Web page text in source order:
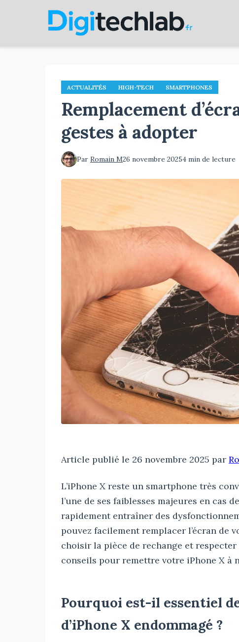
ACTUALITÉS HIGH-TECH SMARTPHONES
Remplacement
gestes à adopter
Par Romain M26 novembre 20254 min de lecture
Article publié le 26 novembre 2025 par
L’iPhone X reste un smartphone très
l’une de ses faiblesses majeures en cas
rapidement entraîner des
pouvez facilement remplacer l’écran de
choisir la pièce de rechange et
conseils pour remettre votre iPhone X à
Pourquoi est-il essentiel
d’iPhone X endommagé ?